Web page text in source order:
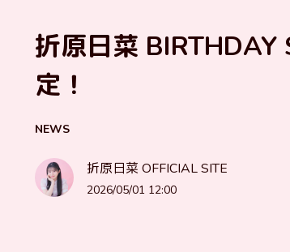
折原日菜 BIRTHDAY
定！
NEWS
折原日菜 OFFICIAL SITE
2026/05/01 12:00